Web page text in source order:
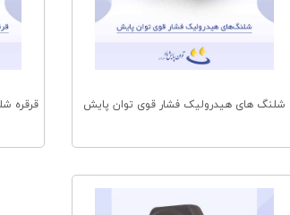
شلنگ های هیدرولیک فشار قوی توان پایش